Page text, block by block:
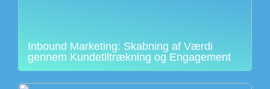
Inbound Marketing: Skabning af Værdi
gennem Kundetiltrækning og Engagement